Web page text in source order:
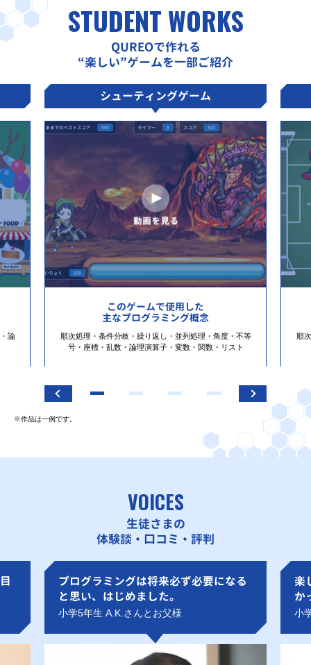
STUDENT WORKS
QUREOで作れる
“楽しい”ゲームを一部ご紹介
論
シューティングゲーム
このゲームで使用した
主なプログラミング概念
順次処理・条件分岐・繰り返し・並列処理・角度・不等
号・座標・乱数・論理演算子・変数・関数・リスト
順
※作品は一例です。
VOICES
生徒さまの
体験談・口コミ・評判
プログラミングは将来必ず必要になる
と思い、はじめました。
小学5年生 A.K.さんとお父様
楽
か
小